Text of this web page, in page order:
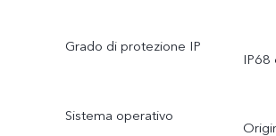
Grado di protezione IP
IP68
Sistema operativo